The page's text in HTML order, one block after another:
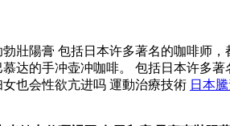
壯陽膏 包括日本许多著名的咖啡师
达的手冲壶冲咖啡。 包括日本许多
也会性欲亢进吗 運動治療技術 日本